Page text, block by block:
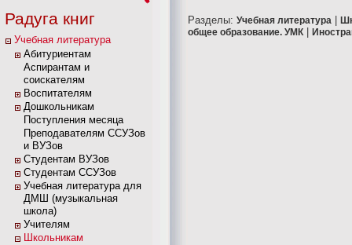
Радуга книг
Учебная литература
Абитуриентам
Аспирантам и
соискателям
Воспитателям
Дошкольникам
Поступления месяца
Преподавателям ССУЗов
и ВУЗов
Студентам ВУЗов
Студентам ССУЗов
Учебная литература для
ДМШ (музыкальная
школа)
Учителям
Школьникам
Разделы: Учебная литература
общее образование. УМК